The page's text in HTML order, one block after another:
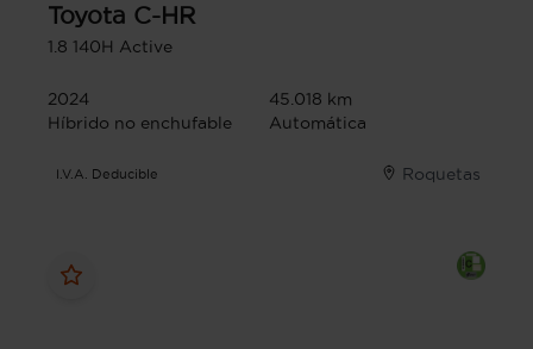
Toyota C-HR
1.8 140H Active
2024
45.018 km
Híbrido no enchufable
Automática
I.V.A. Deducible Roquetas